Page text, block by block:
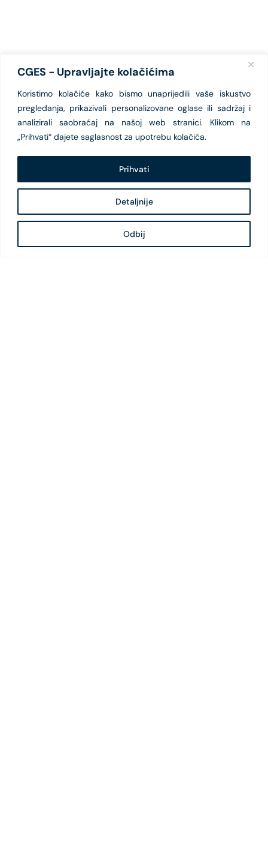
CGES - Upravljajte kolačićima
Koristimo kolačiće kako bismo unaprijedili vaše iskustvo
pregledanja, prikazivali personalizovane oglase ili sadržaj i
analizirali saobraćaj na našoj web stranici. Klikom na
„Prihvati“ dajete saglasnost za upotrebu kolačića.
Detaljnije
Odbij
Prihvati